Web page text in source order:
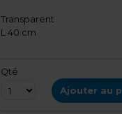
Transparent
L 40 cm
Qté
Ajouter au